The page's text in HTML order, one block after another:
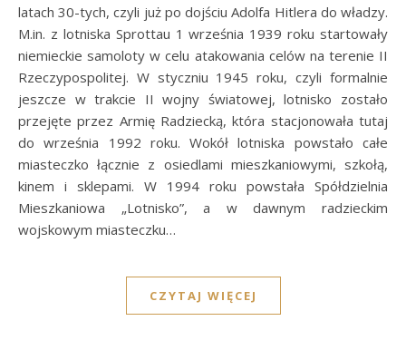
latach 30-tych, czyli już po dojściu Adolfa Hitlera do władzy.
M.in. z lotniska Sprottau 1 września 1939 roku startowały
niemieckie samoloty w celu atakowania celów na terenie II
Rzeczypospolitej. W styczniu 1945 roku, czyli formalnie
jeszcze w trakcie II wojny światowej, lotnisko zostało
przejęte przez Armię Radziecką, która stacjonowała tutaj
do września 1992 roku. Wokół lotniska powstało całe
miasteczko łącznie z osiedlami mieszkaniowymi, szkołą,
kinem i sklepami. W 1994 roku powstała Spółdzielnia
Mieszkaniowa „Lotnisko”, a w dawnym radzieckim
wojskowym miasteczku…
CZYTAJ WIĘCEJ